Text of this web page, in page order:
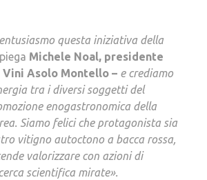
questa iniziativa della
Michele Noal, presidente
Asolo Montello – e crediamo
tra i diversi soggetti del
enogastronomica della
Siamo felici che protagonista sia
vitigno autoctono a bacca rossa,
valorizzare con azioni di
scientifica mirate».